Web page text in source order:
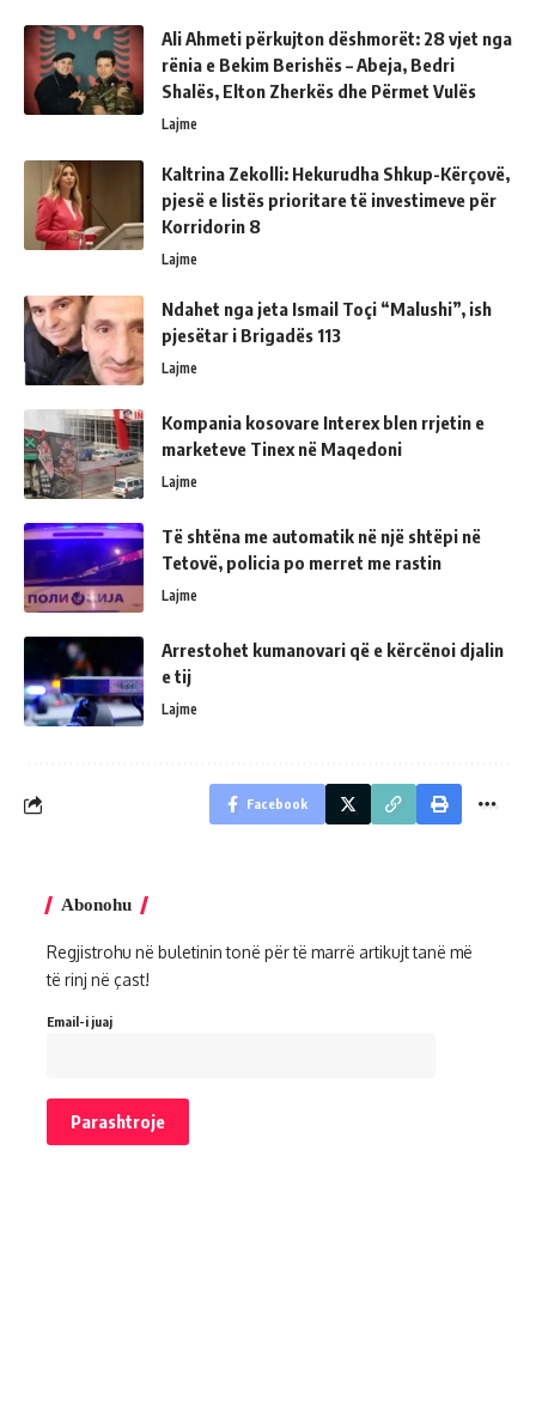
Ali Ahmeti përkujton dëshmorët: 28 vjet nga
rënia e Bekim Berishës – Abeja, Bedri
Shalës, Elton Zherkës dhe Përmet Vulës
Lajme
Kaltrina Zekolli: Hekurudha Shkup-Kërçovë,
pjesë e listës prioritare të investimeve për
Korridorin 8
Lajme
Ndahet nga jeta Ismail Toçi “Malushi”, ish
pjesëtar i Brigadës 113
Lajme
Kompania kosovare Interex blen rrjetin e
marketeve Tinex në Maqedoni
Lajme
Të shtëna me automatik në një shtëpi në
Tetovë, policia po merret me rastin
Lajme
Arrestohet kumanovari që e kërcënoi djalin
e tij
Lajme
Facebook
Abonohu
Regjistrohu në buletinin tonë për të marrë artikujt tanë më
të rinj në çast!
Email-i juaj